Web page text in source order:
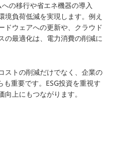
の移行や省エネ機器の導入
境負荷低減を実現します。例え
ドウェアへの更新や、クラウド
の最適化は、電力消費の削減に
ストの削減だけでなく、企業の
も重要です。ESG投資を重視す
上にもつながります。